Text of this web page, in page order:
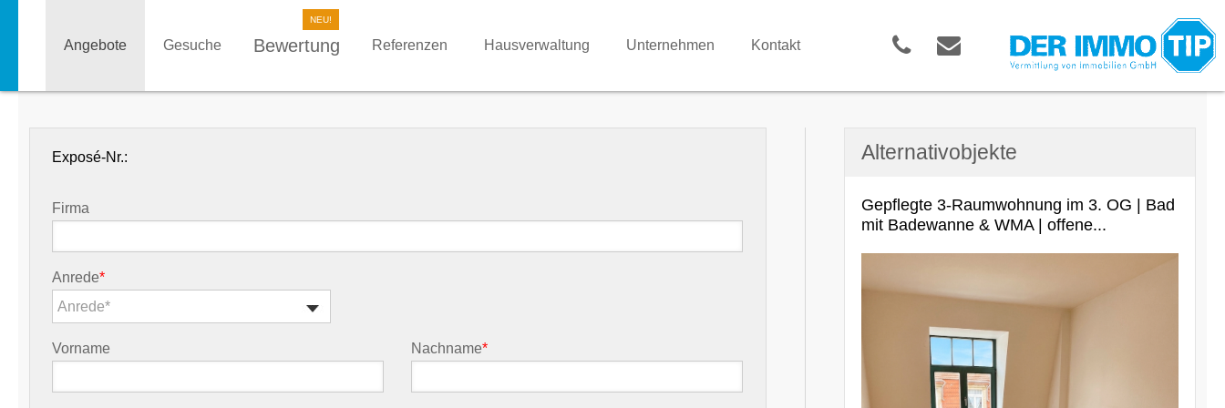
Angebote Gesuche Bewertung Referenzen Hausverwaltung Unternehmen Kontakt
Exposé-Nr.:
Firma
Anrede*
Anrede*
Vorname Nachname*
Alternativobjekte
Gepflegte 3-Raumwohnung im 3. OG | Bad
mit Badewanne & WMA | offene...